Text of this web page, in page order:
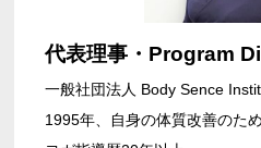
代表理事・Program
一般社団法人 Body Sence
1995年、自身の体質改善のた